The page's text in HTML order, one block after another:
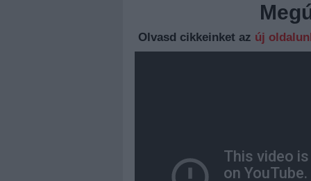
Olvasd cikkeinket az új